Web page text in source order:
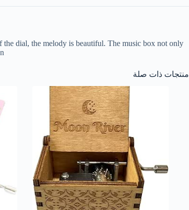
the dial, the melody is beautiful. The music box not only
منتجات ذات صلة